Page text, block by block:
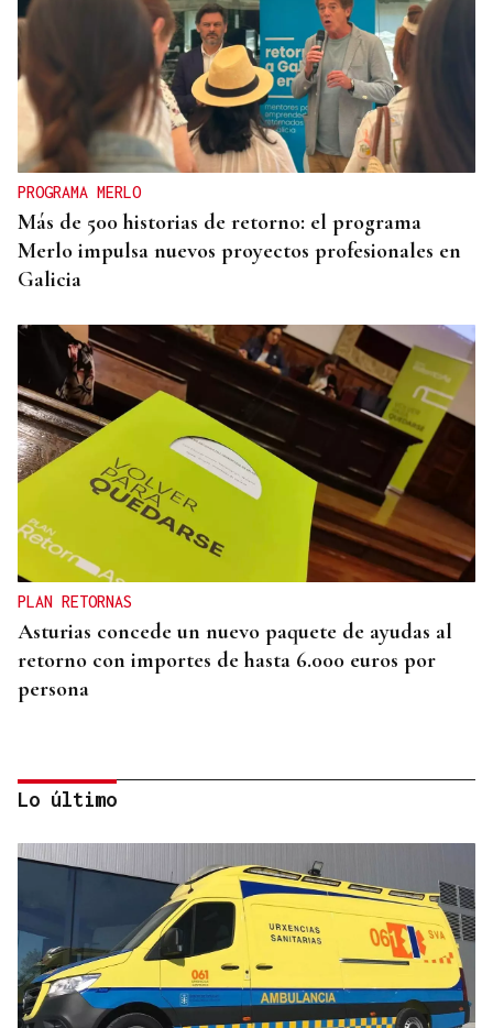
PROGRAMA MERLO
Más de 500 historias de retorno: el programa
Merlo impulsa nuevos proyectos profesionales en
Galicia
PLAN RETORNAS
Asturias concede un nuevo paquete de ayudas al
retorno con importes de hasta 6.000 euros por
persona
Lo último